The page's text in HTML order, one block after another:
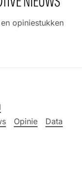
opiniestukken
Opinie
Data